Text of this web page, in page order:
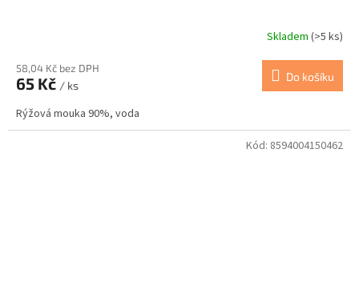
Skladem (>5 ks)
58,04 Kč bez DPH
65 Kč / ks
Do košíku
Rýžová mouka 90%, voda
Kód: 8594004150462